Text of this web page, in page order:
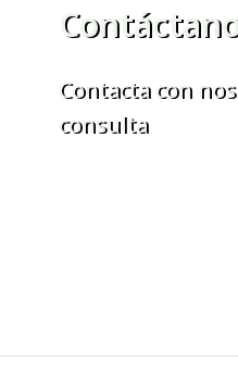
Contacta con
consulta